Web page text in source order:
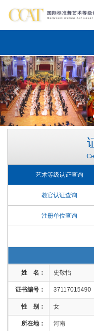
Previous
艺术等级认证查询
教官认证查询
注册单位查询
姓 名： 史敬怡
证书编号： 37117015490
性 别： 女
所在地： 河南